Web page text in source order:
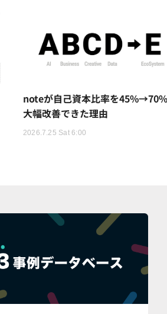
noteが自己資本比率を
大幅改善できた理由
2026.7.25 Sat 6:00